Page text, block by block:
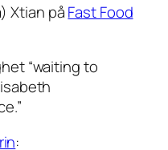
Xtian påFast Food
“waiting to
: